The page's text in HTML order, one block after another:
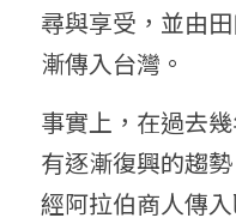
尋與享受，並由
漸傳入台灣。
事實上，在過去
有逐漸復興的趨
經阿拉伯商人傳